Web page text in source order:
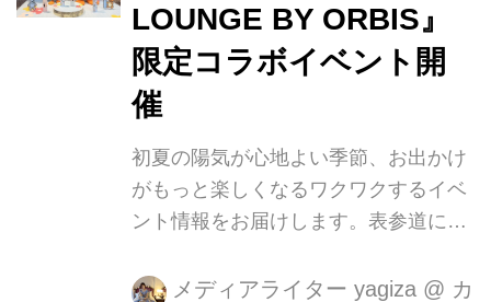
のコラボ内容と見逃せないポイントを
わかりやすくご紹介します！
LOUNGE BY ORBIS』
限定コラボイベント開
催
初夏の陽気が心地よい季節、お出かけ
がもっと楽しくなるワクワクするイベ
ント情報をお届けします。表参道にあ
『SKINCARE LOUNGE BY ORBIS』
メディアライター yagiza @ カ